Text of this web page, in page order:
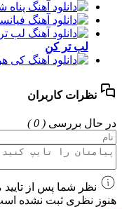
لب تر کن
نظرات کاربران
در حال بررسی ( 0 )
نظر شما پس از
هنوز نظری ثبت نشده